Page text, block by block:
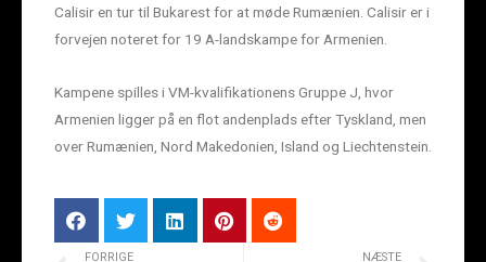
Calisir en tur til Bukarest for at møde Rumænien. Calisir er i
forvejen noteret for 19 A-landskampe for Armenien.
Kampene spilles i VM-kvalifikationens Gruppe J, hvor
Armenien ligger på en flot andenplads efter Tyskland, men
over Rumænien, Nord Makedonien, Island og Liechtenstein.
FORRIGE NÆSTE